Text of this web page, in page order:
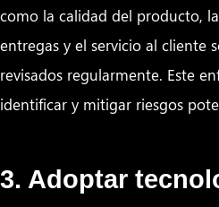
como la calidad del producto,
entregas y el servicio al cliente
revisados regularmente. Este
identificar y mitigar riesgos
3. Adoptar